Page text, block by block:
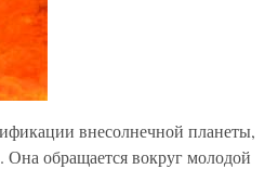
внесолнечной планеты,
Она обращается вокруг молодой